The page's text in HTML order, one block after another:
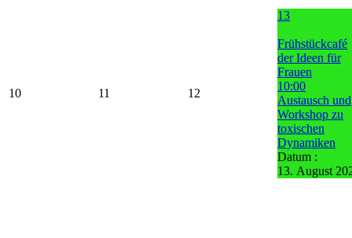
10 11 12
13
Frühstückcafé
der Ideen für
Frauen
10:00
Austausch und
Workshop zu
toxischen
Dynamiken
Datum :
13. August